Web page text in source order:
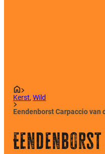
Kerst,Wild
Eendenborst Carpaccio van